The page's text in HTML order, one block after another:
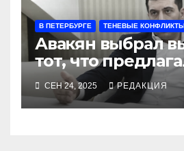
В ПЕТЕРБУРГЕ ТЕНЕВЫЕ КОНФЛИКТЫ
Авакян выбрал
тот, что
СЕН 24, 2025 РЕДАКЦИЯ